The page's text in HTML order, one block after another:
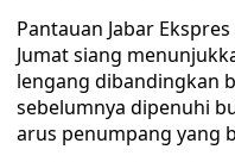
Pantauan Jabar
Jumat siang
lengang dibandingkan
sebelumnya dipenuhi
arus penumpang yang